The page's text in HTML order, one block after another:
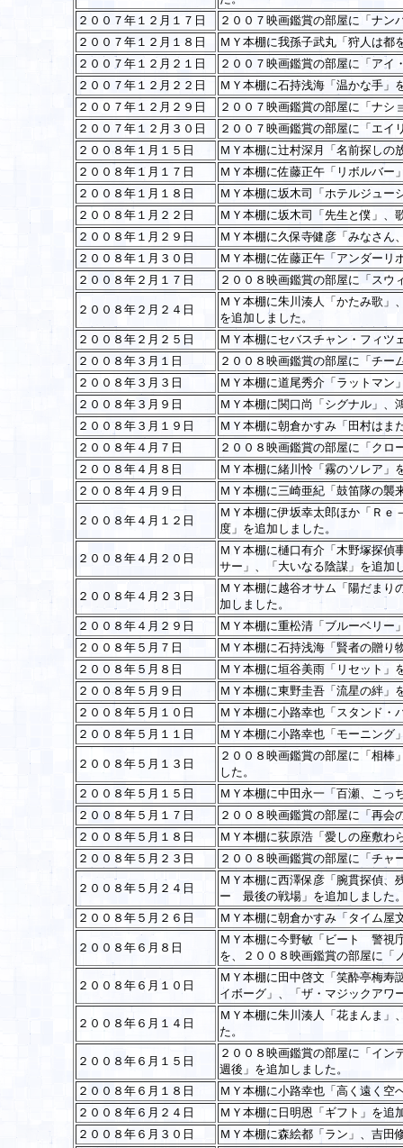
２００７年１２月１７日
２００７映画鑑賞の部屋に「ナン
２００７年１２月１８日
ＭＹ本棚に我孫子武丸「狩人は都
２００７年１２月２１日
２００７映画鑑賞の部屋に「アイ
２００７年１２月２２日
ＭＹ本棚に石持浅海「温かな手」
２００７年１２月２９日
２００７映画鑑賞の部屋に「ナ
２００７年１２月３０日
２００７映画鑑賞の部屋に「エイ
２００８年１月１５日
ＭＹ本棚に辻村深月「名前探しの
２００８年１月１７日
ＭＹ本棚に佐藤正午「リボルバー
２００８年１月１８日
ＭＹ本棚に坂木司「ホテルジュー
２００８年１月２２日
ＭＹ本棚に坂木司「先生と僕」、
２００８年１月２９日
ＭＹ本棚に久保寺健彦「みなさん
２００８年１月３０日
ＭＹ本棚に佐藤正午「アンダーリ
２００８年２月１７日
２００８映画鑑賞の部屋に「スウ
２００８年２月２４日
ＭＹ本棚に朱川湊人「かたみ歌」
を追加しました。
２００８年２月２５日
ＭＹ本棚にセバスチャン・フィツ
２００８年３月１日
２００８映画鑑賞の部屋に「チー
２００８年３月３日
ＭＹ本棚に道尾秀介「ラットマン
２００８年３月９日
ＭＹ本棚に関口尚「シグナル」、
２００８年３月１９日
ＭＹ本棚に朝倉かすみ「田村はま
２００８年４月７日
２００８映画鑑賞の部屋に「クロ
２００８年４月８日
ＭＹ本棚に緒川怜「霧のソレア」
２００８年４月９日
ＭＹ本棚に三崎亜紀「鼓笛隊の襲
２００８年４月１２日
ＭＹ本棚に伊坂幸太郎ほか「Ｒ
度」を追加しました。
２００８年４月２０日
ＭＹ本棚に樋口有介「木野塚探偵
サー」、「大いなる陰謀」を追加
２００８年４月２３日
ＭＹ本棚に越谷オサム「陽だまり
加しました。
２００８年４月２９日
ＭＹ本棚に重松清「ブルーベリー
２００８年５月７日
ＭＹ本棚に石持浅海「賢者の贈り
２００８年５月８日
ＭＹ本棚に垣谷美雨「リセット」
２００８年５月９日
ＭＹ本棚に東野圭吾「流星の絆」
２００８年５月１０日
ＭＹ本棚に小路幸也「スタンド
２００８年５月１１日
ＭＹ本棚に小路幸也「モーニング
２００８年５月１３日
２００８映画鑑賞の部屋に「相棒
した。
２００８年５月１５日
ＭＹ本棚に中田永一「百瀬、こっ
２００８年５月１７日
２００８映画鑑賞の部屋に「再会
２００８年５月１８日
ＭＹ本棚に荻原浩「愛しの座敷わ
２００８年５月２３日
２００８映画鑑賞の部屋に「チャ
２００８年５月２４日
ＭＹ本棚に西澤保彦「腕貫探偵、
ー 最後の戦場」を追加しました
２００８年５月２６日
ＭＹ本棚に朝倉かすみ「タイム屋
２００８年６月８日
ＭＹ本棚に今野敏「ビート 警視
を、２００８映画鑑賞の部屋に「
２００８年６月１０日
ＭＹ本棚に田中啓文「笑酔亭梅
イボーグ」、「ザ・マジックアワ
２００８年６月１４日
ＭＹ本棚に朱川湊人「花まんま」
た。
２００８年６月１５日
２００８映画鑑賞の部屋に「イ
週後」を追加しました。
２００８年６月１８日
ＭＹ本棚に小路幸也「高く遠く空
２００８年６月２４日
ＭＹ本棚に日明恩「ギフト」を追
２００８年６月３０日
ＭＹ本棚に森絵都「ラン」、吉田